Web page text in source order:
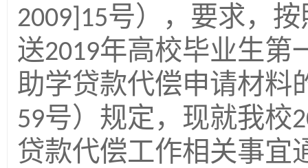
2009]15号），要求，
送2019年高校毕业生第
助学贷款代偿申请材料
59号）规定，现就我校
贷款代偿工作相关事宜